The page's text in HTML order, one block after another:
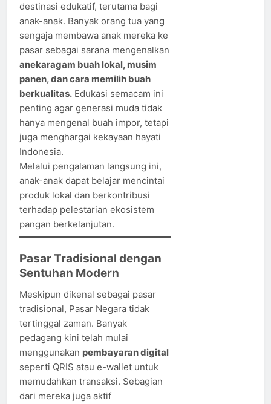
destinasi edukatif, terutama bagi
anak-anak. Banyak orang tua yang
sengaja membawa anak mereka ke
pasar sebagai sarana mengenalkan
anekaragam buah lokal, musim
panen, dan cara memilih buah
berkualitas. Edukasi semacam ini
penting agar generasi muda tidak
hanya mengenal buah impor, tetapi
juga menghargai kekayaan hayati
Indonesia.
Melalui pengalaman langsung ini,
anak-anak dapat belajar mencintai
produk lokal dan berkontribusi
terhadap pelestarian ekosistem
pangan berkelanjutan.
Pasar Tradisional dengan
Sentuhan Modern
Meskipun dikenal sebagai pasar
tradisional, Pasar Negara tidak
tertinggal zaman. Banyak
pedagang kini telah mulai
menggunakan pembayaran digital
seperti QRIS atau e-wallet untuk
memudahkan transaksi. Sebagian
dari mereka juga aktif